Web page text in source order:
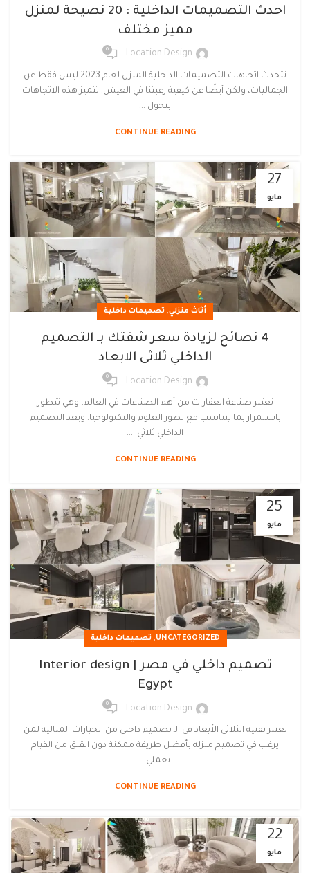
احدث التصميمات الداخلية : 20 نصيحة لمنزل
مميز مختلف
Location Design
0
تتحدث اتجاهات التصميمات الداخلية المنزل لعام 2023 ليس فقط عن
الجماليات، ولكن أيضًا عن كيفية رغبتنا في العيش. تتميز هذه الاتجاهات
بتحول ...
CONTINUE READING
27
مايو
أثاث منزلي, تصميمات داخلية
4 نصائح لزيادة سعر شقتك بـ التصميم
الداخلي ثلاثى الابعاد
Location Design
0
تعتبر صناعة العقارات من أهم الصناعات في العالم، وهي تتطور
باستمرار بما يتناسب مع تطور العلوم والتكنولوجيا. ويعد التصميم
الداخلي ثلاثي ا...
CONTINUE READING
25
مايو
UNCATEGORIZED
,تصميمات داخلية
تصميم داخلي في مصر | Interior design
Egypt
Location Design
0
تعتبر تقنية الثلاثي الأبعاد في الـ تصميم داخلي من الخيارات المثالية لمن
يرغب في تصميم منزله بأفضل طريقة ممكنة دون القلق من القيام
بعملي...
CONTINUE READING
22
مايو